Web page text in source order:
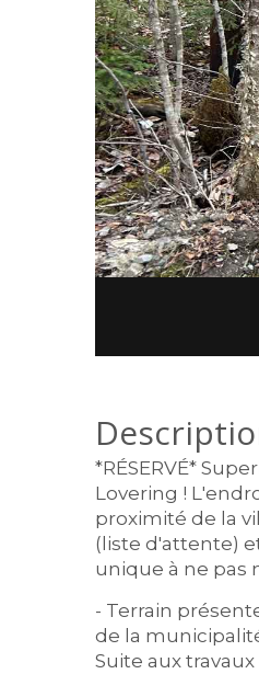
*RÉSERVÉ*
Lovering !
proximité de la
(liste d'attente)
unique à ne pas
- Terrain
de la
Suite aux